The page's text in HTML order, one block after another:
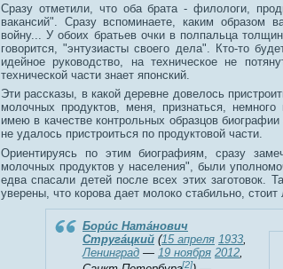
Сразу отметили, что оба брата - филологи,
вакансий". Сразу вспоминаете, каким образом
войну... У обоих братьев очки в полпальца
говорится, "энтузиасты своего дела". Кто-то
идейное руководство, на техническое не
технической части знает японский.
Эти рассказы, в какой деревне довелось
молочных продуктов, меня, признаться,
имею в качестве контрольных образцов
не удалось пристроиться по продуктовой части.
Ориентируясь по этим биографиям, сразу
молочных продуктов у населения", были
едва спасали детей после всех этих заготовок.
уверены, что корова дает молоко стабильно,
Бори́с Ната́нович
Струга́цкий (15 апреля 1933,
Ленинград — 19 ноября 2012,
[2]